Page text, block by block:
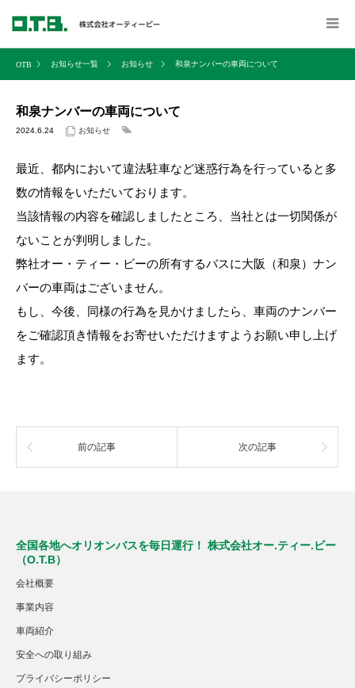
お知らせ一覧 お知らせ 和泉ナンバーの車両について
和泉ナンバーの車両について
2024.6.24 お知らせ
最近、都内において違法駐車など迷惑行為を行っていると多
数の情報をいただいております。
当該情報の内容を確認しましたところ、当社とは一切関係が
ないことが判明しました。
弊社オー・ティー・ビーの所有するバスに大阪（和泉）ナン
バーの車両はございません。
もし、今後、同様の行為を見かけましたら、車両のナンバー
をご確認頂き情報をお寄せいただけますようお願い申し上げ
ます。
前の記事 次の記事
全国各地へオリオンバスを毎日運行！ 株式会社オー.ティー.ビー
（O.T.B）
会社概要
事業内容
車両紹介
安全への取り組み
プライバシーポリシー